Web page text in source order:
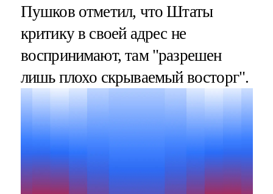
Пушков отметил, что Штаты
критику в своей адрес не
воспринимают, там "разрешен
лишь плохо скрываемый восторг".